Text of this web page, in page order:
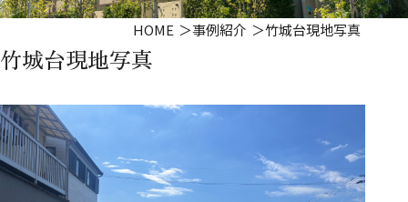
HOME 事例紹介 竹城台現地写真
竹城台現地写真